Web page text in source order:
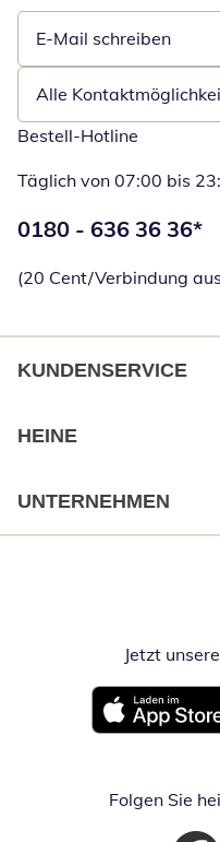
E-Mail schreiben
Öffnet E-Mail-Client
Alle
Bestell-Hotline
Täglich von 07:00 bis
Telefonnummer:
0180 - 636 36 36*
(20 Cent/Verbindung
KUNDENSERVICE
HEINE
UNTERNEHMEN
Jetzt
Öffnet in
Folgen Sie